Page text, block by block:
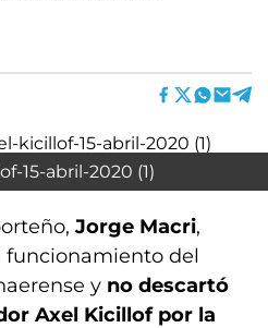
15-abril-2020 (1)
Jorge Macri,
funcionamiento del
y no descartó
Axel Kicillof por la